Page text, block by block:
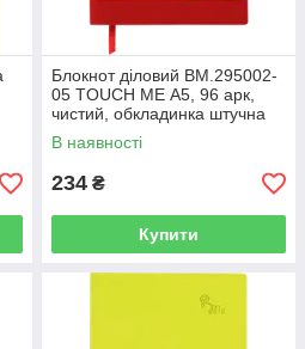
Блокнот діловий BM.295002-
05 TOUCH ME А5, 96 арк,
чистий, обкладинка штучна
шкіра, червоний (50)
В наявності
234 ₴
Купити